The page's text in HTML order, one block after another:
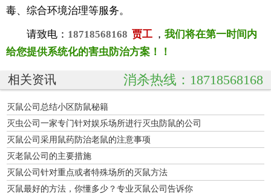
毒、综合环境治理等服务。
请致电： 18718568168 贾工 ， 我们将在第一时间内
给您提供系统化的害虫防治方案！！
相关资讯 消杀热线：18718568168
灭鼠公司总结小区防鼠秘籍
灭虫公司一家专门针对娱乐场所进行灭虫防鼠的公司
灭鼠公司采用鼠药防治老鼠的注意事项
灭老鼠公司的主要措施
灭鼠公司针对重点或者特殊场所的灭鼠方法
灭鼠最好的方法，你懂多少？专业灭鼠公司告诉你